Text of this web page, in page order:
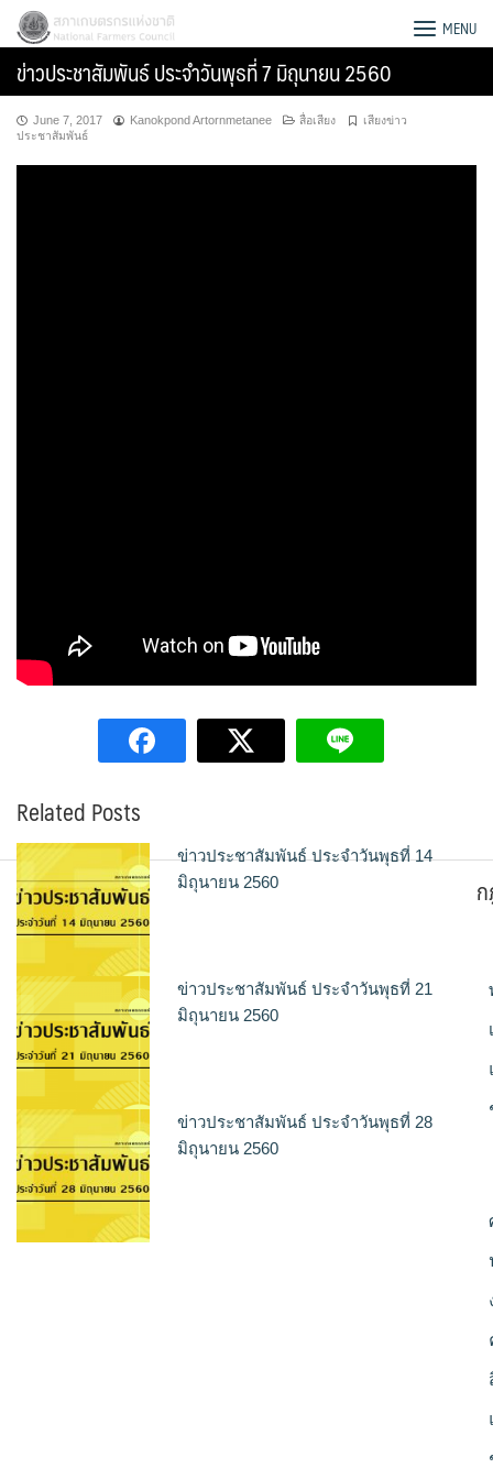
Skip
content
สภาเกษตรกรแห่งชาติ MENU
ข่าวประชาสัมพันธ์ ประจำวันพุธที่ 7 มิถุนายน 2560
June 7, 2017 Kanokpond Artornmetanee สื่อเสียง
เสียงข่าว
ประชาสัมพันธ์
Related Posts
ข่าวประชาสัมพันธ์ ประจำวันพุธที่ 14
มิถุนายน 2560
ข่าวประชาสัมพันธ์ ประจำวันพุธที่ 21
มิถุนายน 2560
ข่าวประชาสัมพันธ์ ประจำวันพุธที่ 28
มิถุนายน 2560